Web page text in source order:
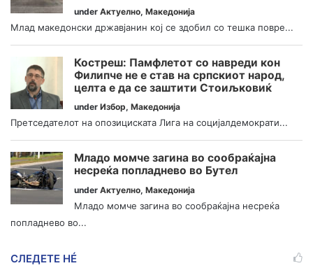
under Актуелно, Македонија
Млад македонски државјанин кој се здобил со тешка повре...
Костреш: Памфлетот со навреди кон
Филипче не е став на српскиот народ,
целта е да се заштити Стоиљковиќ
under Избор, Македонија
Претседателот на опозициската Лига на социјалдемократи...
Младо момче загина во сообраќајна
несреќа попладнево во Бутел
under Актуелно, Македонија
Младо момче загина во сообраќајна несреќа
попладнево во...
СЛЕДЕТЕ НÉ